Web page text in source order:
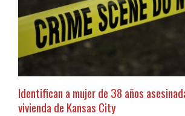
Identifican a mujer de 38 años
vivienda de Kansas City